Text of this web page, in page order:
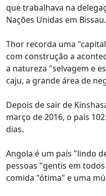
que trabalhava na
Nações Unidas em Bissau.
Thor recorda uma
com construção a
a natureza "selvagem e
caju, a grande área de
Depois de sair de
março de 2016, o país
dias.
Angola é um país "lindo
pessoas "gentis em
comida "ótima" e uma